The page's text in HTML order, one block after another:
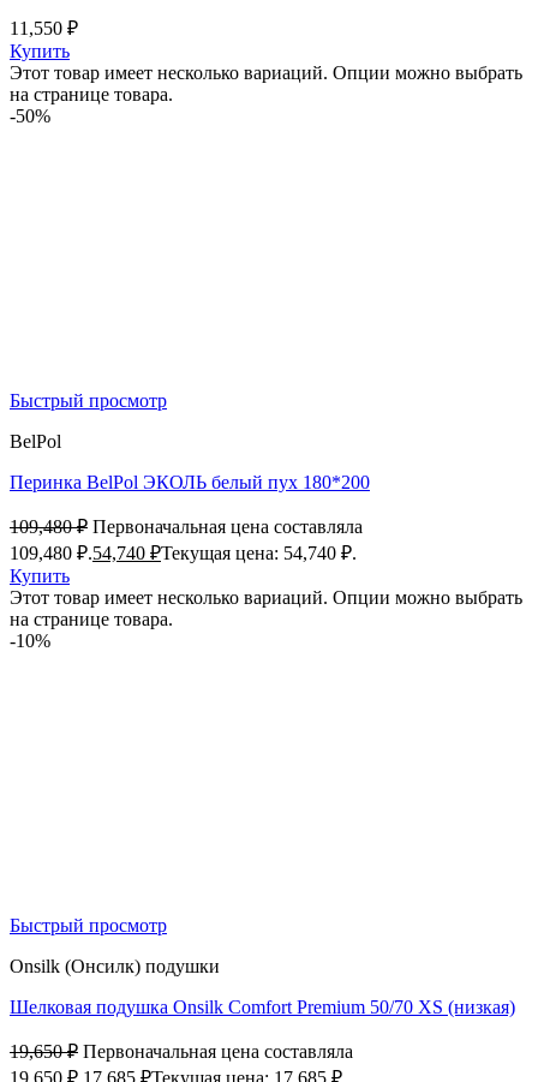
11,550 ₽
Купить
Этот товар имеет несколько вариаций. Опции можно выбрать
на странице товара.
-50%
Быстрый просмотр
BelPol
Перинка BelPol ЭКОЛЬ белый пух 180*200
109,480₽ Первоначальная цена составляла
109,480 ₽.54,740 ₽Текущая цена: 54,740 ₽.
Купить
Этот товар имеет несколько вариаций. Опции можно выбрать
на странице товара.
-10%
Быстрый просмотр
Onsilk (Онсилк) подушки
Шелковая подушка Onsilk Comfort Premium 50/70 XS (низкая)
19,650₽ Первоначальная цена составляла